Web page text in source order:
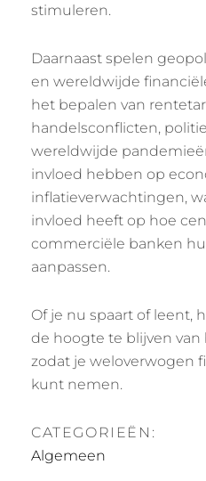
stimuleren.
Daarnaast spelen
en wereldwijde
het bepalen van
handelsconflicten,
wereldwijde
invloed hebben op
inflatieverwachtingen,
invloed heeft op hoe
commerciële banken
aanpassen.
Of je nu spaart of leent,
de hoogte te blijven van
zodat je weloverwogen
kunt nemen.
CATEGORIEËN:
Algemeen